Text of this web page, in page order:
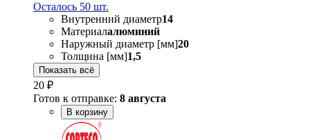
Осталось 50 шт.
Внутренний диаметр14
Материалалюминий
Наружный диаметр [мм]20
Толщина [мм]1,5
Показать всё
20 ₽
Готов к отправке: 8 августа
В корзину